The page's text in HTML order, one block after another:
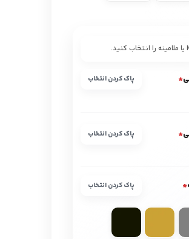
* پاک کردن انتخاب
* پاک کردن انتخاب
* پاک کردن انتخاب